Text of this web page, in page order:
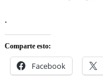
.
Comparte esto:
Facebook